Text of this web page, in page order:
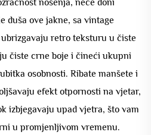
nošenja, neće doni
duša ove jakne, sa vintage
retro teksturu u čiste
čiste crne boje i čineći ukupni
osobnosti. Ribate manšete i
efekt otpornosti na vjetar,
izbjegavaju upad vjetra, što vam
u promjenljivom vremenu.